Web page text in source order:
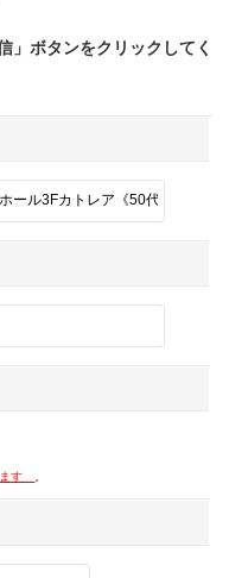
」ボタンをクリックしてく
ます